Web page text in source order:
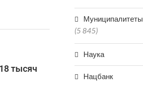
тысяч
Муниципалитеты
(5 845)
Наука
Нацбанк